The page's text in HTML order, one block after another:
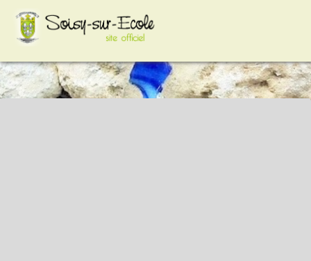
google-site-